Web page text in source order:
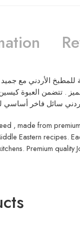
500 غرام) استمتع بالنكهة
فاخر أساسي لتحضير
, made from
Eastern recipes.
Premium